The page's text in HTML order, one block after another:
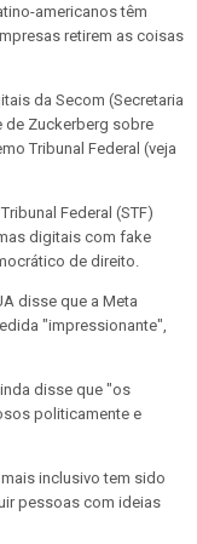
americanos têm
retirem as coisas
da Secom (Secretaria
de Zuckerberg sobre
Tribunal Federal (veja
Federal (STF)
digitais com fake
de direito.
disse que a Meta
"impressionante",
disse que "os
politicamente e
inclusivo tem sido
pessoas com ideias